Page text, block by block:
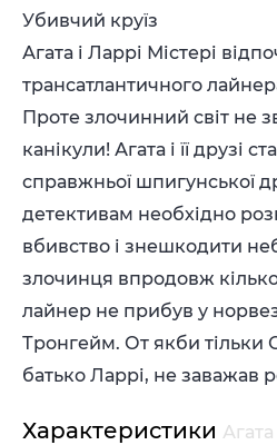
Убивчий круїз
Агата і Ларрі Містері
трансатлантичного
Проте злочинний світ не
канікули! Агата і її друзі
справжньої шпигунської
детективам необхідно
вбивство і знешкодити
злочинця впродовж
лайнер не прибув у
Тронгейм. От якби тільки
батько Ларрі, не заважав
Характеристики